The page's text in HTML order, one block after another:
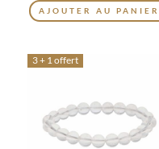
AJOUTER AU PANIER
3 + 1 offert